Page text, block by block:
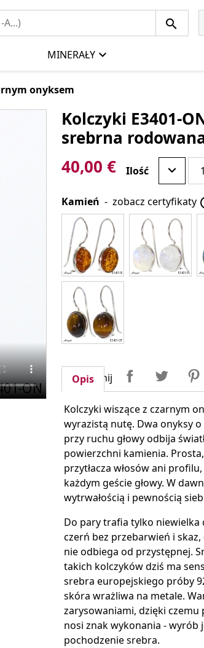
MINERAŁY
onyksem
Kolczyki E3401-
srebrna
40,00 €
Ilość
Kamień - zobacz certyfikaty
Udostępnij UdostępnijTweetuj
Opis
Kolczyki wiszące z czarnym
wyrazistą nutę. Dwa onyksy
przy ruchu głowy odbija
powierzchni kamienia.
przytłacza włosów ani
każdym geście głowy. W
wytrwałością i pewnością
Do pary trafia tylko niewielka
czerń bez przebarwień i
nie odbiega od przystępnej.
takich kolczyków dziś ma
srebra europejskiego próby
skóra wrażliwa na metale.
zarysowaniami, dzięki czemu
nosi znak wykonania -
pochodzenie srebra.